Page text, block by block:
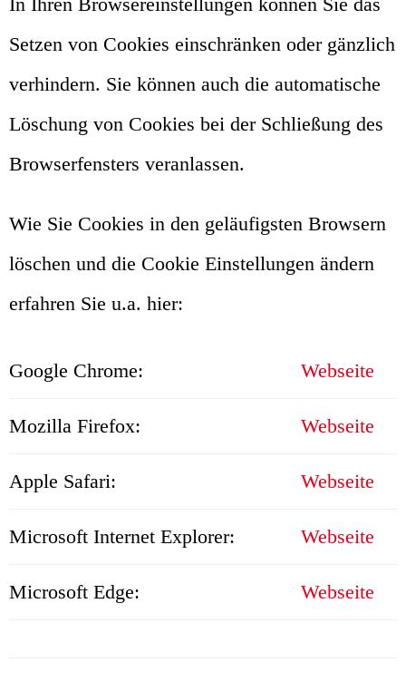
Setzen von Cookies einschränken oder gänzlich
verhindern. Sie können auch die automatische
Löschung von Cookies bei der Schließung des
Browserfensters veranlassen.
Wie Sie Cookies in den geläufigsten Browsern
löschen und die Cookie Einstellungen ändern
erfahren Sie u.a. hier:
Google Chrome: Webseite
Mozilla Firefox: Webseite
Apple Safari: Webseite
Microsoft Internet Explorer: Webseite
Microsoft Edge: Webseite